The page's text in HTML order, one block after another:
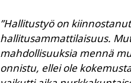
”Hallitustyö on
hallitusammattilaisuus.
mahdollisuuksia mennä
onnistu, ellei ole